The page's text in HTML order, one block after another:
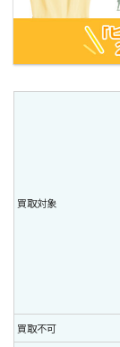
買取対象
買取不可